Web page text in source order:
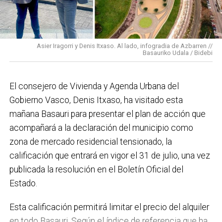
En cuanto a nuestras áreas, estos tres años han dado
para mucho. En Medio Ambiente destacaría el
impulso para la creación de huertos urbanos,la
elaboración del Plan General de Actuación Energética,
el Plan de Acción contra el Ruido y la instalación de
régimen de autoconsumo, que hacen de Basauri un
municipio más sostenible y preparado para el futuro.
En ese sentido, estamos trabajando en acciones de
clima y energía, entre las que destacan el diseño de
una red de refugios climáticos, junto con un Plan de
Actuación ante Episodios de Altas Temperaturas,
como las que recientemente hemos sufrido.
proyecto de lanueva haurreskola que se construirá en
Asier Iragorri y Denis Itxaso. Al lado, infogradia de Azbarren //
Basauriko Udala / Bidebi
El consejero de Vivienda y Agenda Urbana del
Gobierno Vasco, Denis Itxaso, ha visitado esta
mañana Basauri para presentar el plan de acción que
acompañará a la declaración del municipio como
zona de mercado residencial tensionado, la
calificación que entrará en vigor el 31 de julio, una vez
publicada la resolución en el Boletín Oficial del
Estado.
Esta calificación permitirá limitar el precio del alquiler